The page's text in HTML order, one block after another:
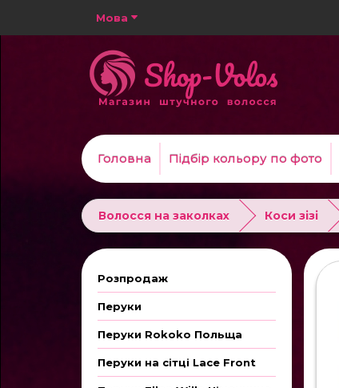
Мова
Головна Підбір кольору по фото
Волосся на заколках Коси зізі
Розпродаж
Перуки
Перуки Rokoko Польща
Перуки на сітці Lace Front